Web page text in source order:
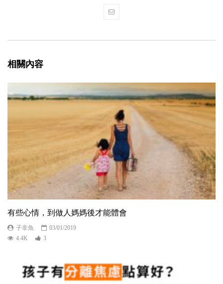
相關內容
有些心情，到做人媽媽後才能體會
子非魚
03/01/2019
4.4K
3